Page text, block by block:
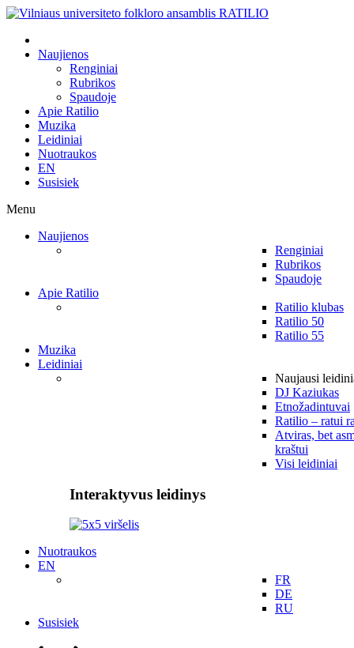
Naujienos
Renginiai
Rubrikos
Spaudoje
Apie Ratilio
Muzika
Leidiniai
Nuotraukos
EN
Susisiek
Menu
Naujienos
Renginiai
Rubrikos
Spaudoje
Apie Ratilio
Ratilio klubas
Ratilio 50
Ratilio 55
Muzika
Leidiniai
Naujausi
DJ Kaziukas
Etnožadintuvai
Ratilio – ratui
Atviras, bet
kraštui
Visi leidiniai
Interaktyvus leidinys
Nuotraukos
EN
FR
DE
RU
Susisiek